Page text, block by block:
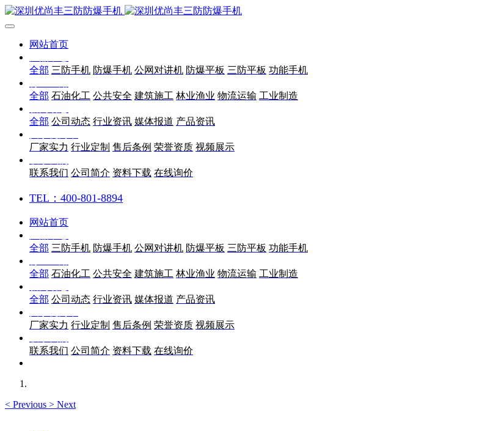
网站首页
全部 三防手机 防爆手机 公网对讲机 防爆平板 三防平板 功能手机
全部 石油化工 公共安全 建筑施工 林业渔业 物流运输 工业制造
全部 公司动态 行业资讯 媒体报道 产品资讯
厂家实力 行业定制 售后条例 荣誉资质 视频展示
联系我们 公司简介 资料下载 在线询价
TEL：400-801-8894
网站首页
全部 三防手机 防爆手机 公网对讲机 防爆平板 三防平板 功能手机
全部 石油化工 公共安全 建筑施工 林业渔业 物流运输 工业制造
全部 公司动态 行业资讯 媒体报道 产品资讯
厂家实力 行业定制 售后条例 荣誉资质 视频展示
联系我们 公司简介 资料下载 在线询价
< Previous > Next